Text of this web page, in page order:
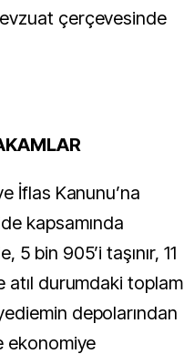
çerçevesinde
İflas Kanunu’na
kapsamında
bin 905’i taşınır, 11
atıl durumdaki toplam
depolarından
ekonomiye